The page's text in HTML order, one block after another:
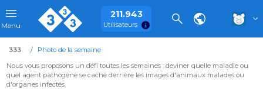
Menu
211.943
Utilisateurs
333
Photo de la semaine
Nous vous proposons un défi toutes les semaines : deviner quelle maladie ou
quel agent pathogène se cache derrière les images d'animaux malades ou
d'organes infectés.